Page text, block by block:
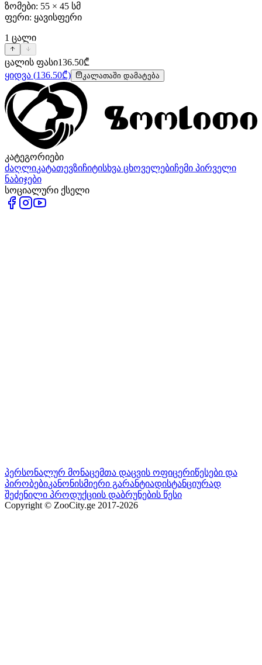
ზომები: 55 × 45 სმ
ფერი: ყავისფერი
1 ცალი
ცალის ფასი136.50₾
ყიდვა (136.50₾) კალათაში დამატება
კატეგორიები
ძაღლიკატათევზიჩიტისხვა ცხოველებიჩემი პირველი
ნაბიჯები
სოციალური ქსელი
პერსონალურ მონაცემთა დაცვის ოფიცერიწესები და
პირობებიკანონისმიერი გარანტიადისტანციურად
შეძენილი პროდუქციის დაბრუნების წესი
Copyright © ZooCity.ge 2017-2026